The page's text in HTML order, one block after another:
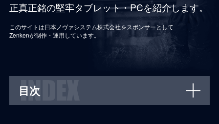
正真正銘の堅牢タブレット・PCを紹介します。
このサイトは日本ノヴァシステム株式会社をスポンサーとして
Zenkenが制作・運用しています。
目次